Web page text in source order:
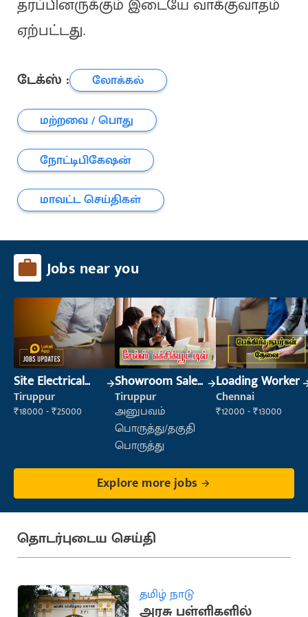
தரப்பினருக்கும் இடையே வாக்குவாதம்
ஏற்பட்டது.
டேக்ஸ் :
லோக்கல்
மற்றவை / பொது
நோட்டிபிகேஷன்
மாவட்ட செய்திகள்
Jobs near you
Site Electrical
Engineer
Tiruppur
₹18000 - ₹25000
Showroom Sales
Executive (Retail
Sales)
Tiruppur
அனுபவம்
பொருத்து/தகுதி
பொருத்து
Loading Worker
Chennai
₹12000 - ₹13000
Explore more jobs
தொடர்புடைய செய்தி
தமிழ் நாடு
அரசு பள்ளிகளில்